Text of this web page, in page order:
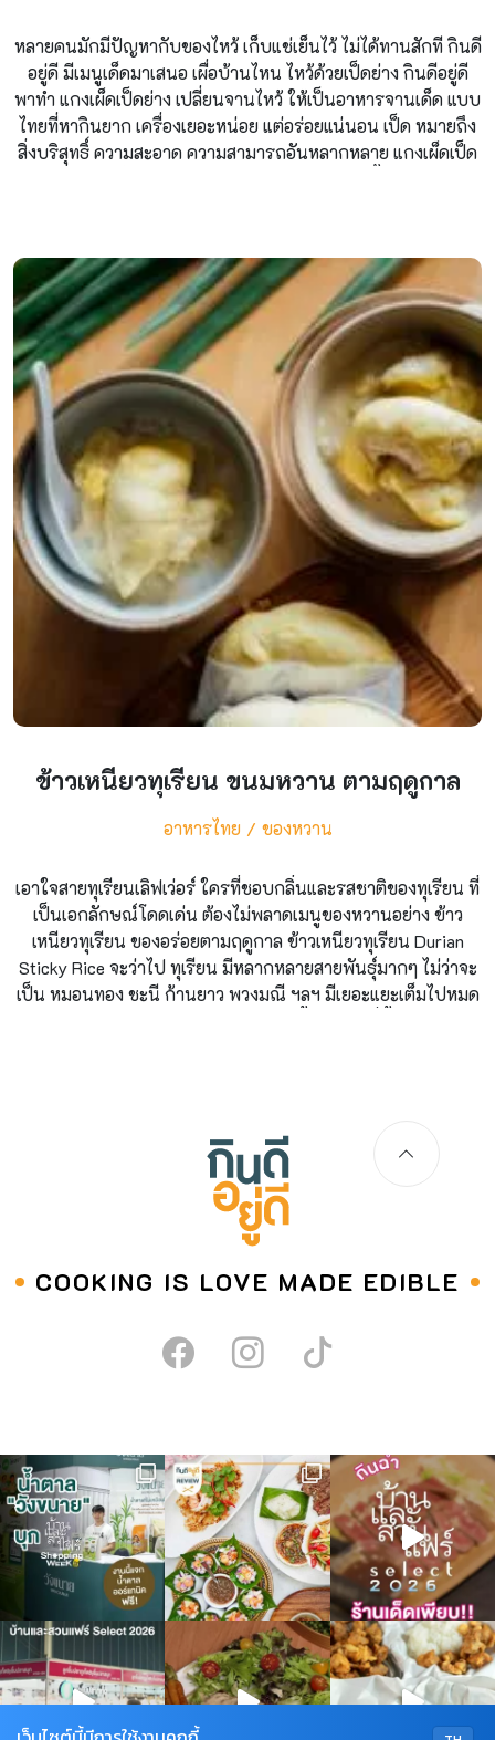
หลายคนมักมีปัญหากับของไหว้ เก็บแช่เย็นไว้ ไม่ได้ทานสักที กินดี
อยู่ดี มีเมนูเด็ดมาเสนอ เผื่อบ้านไหน ไหว้ด้วยเป็ดย่าง กินดีอยู่ดี
พาทำ แกงเผ็ดเป็ดย่าง เปลี่ยนจานไหว้ ให้เป็นอาหารจานเด็ด แบบ
ไทยที่หากินยาก เครื่องเยอะหน่อย แต่อร่อยแน่นอน เป็ด หมายถึง
สิ่งบริสุทธิ์ ความสะอาด ความสามารถอันหลากหลาย แกงเผ็ดเป็ด
หั่นเป็นชิ้น ขนาดตามชอบ ผัดพริกแกงกับหัวกะทิ จนแตกมัน แล้ว
ค่อย ๆ ทะยอยเติมหางกะทิลงไป ใส่สับปะรดแกง ที่เลือกสับปะรด
แกง เพราะว่าเนื้อจะแข็งหน่อย และรสชาติอมเปรี้ยว แต่ติดหวาน
หน่อย ๆ ตามด้วย มะเขือเทศราชินี พุทราเชื่อม มะเขือพวง ปรุงรส
ด้วยเกลือ น้ำตาลมะพร้าว และน้ำปลา ชิมรสชาติได้ที่แล้ว เติมสีสัน
ด้วยพริก สีสวย ๆ สักหน่อย ตามด้วยเนื้อเป็ดที่แล่ไว้ จบด้วยใบ
โหระพาหอม ๆ เสร็จแล้วค่ะ เมนูจากเป็ดไหว้ของเรา น่ากินสุด […]
ข้าวเหนียวทุเรียน ขนมหวาน ตามฤดูกาล
อาหารไทย ของหวาน
เอาใจสายทุเรียนเลิฟเว่อร์ ใครที่ชอบกลิ่นและรสชาติของทุเรียน ที่
เป็นเอกลักษณ์โดดเด่น ต้องไม่พลาดเมนูของหวานอย่าง ข้าว
เหนียวทุเรียน ของอร่อยตามฤดูกาล ข้าวเหนียวทุเรียน Durian
Sticky Rice จะว่าไป ทุเรียน มีหลากหลายสายพันธุ์มากๆ ไม่ว่าจะ
เป็น หมอนทอง ชะนี ก้านยาว พวงมณี ฯลฯ มีเยอะแยะเต็มไปหมด
ราดบนข้าวเหนียวมูน เพื่อกินคู่กันแบบหนำใจ วัตถุดิบที่ใช้มีเพียง
ไม่กี่อย่าง สูตรนี้เราใช้น้ำตาล 2 ชนิด คือ น้ำตาลทรายและน้ำตาล
มะพร้าว เพื่อทำให้ขนมมีรสชาติหวานละมุน กลมกล่อม อร่อย
ลงตัว จะบอกว่าทำง่ายมากๆ เลย ถ้าพร้อมแล้ว มาดูส่วนผสมและ
COOKING IS LOVE MADE EDIBLE